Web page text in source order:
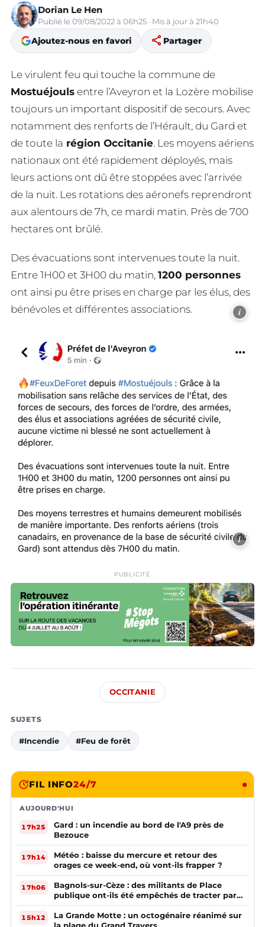
Dorian Le Hen
Publié le 09/08/2022 à 06h25 · Mis à jour à 21h40
Ajoutez-nous en favori share Partager
Le virulent feu qui touche la commune de
Mostuéjouls entre l’Aveyron et la Lozère mobilise
toujours un important dispositif de secours. Avec
notamment des renforts de l’Hérault, du Gard et
de toute la région Occitanie. Les moyens aériens
nationaux ont été rapidement déployés, mais
leurs actions ont dû être stoppées avec l’arrivée
de la nuit. Les rotations des aéronefs reprendront
aux alentours de 7h, ce mardi matin. Près de 700
hectares ont brûlé.
Des évacuations sont intervenues toute la nuit.
Entre 1H00 et 3H00 du matin, 1200 personnes
ont ainsi pu être prises en charge par les élus, des
bénévoles et différentes associations.
i
i
PUBLICITÉ
OCCITANIE
SUJETS
#Incendie #Feu de forêt
FIL INFO24/7
AUJOURD'HUI
17h25
Gard : un incendie au bord de l'A9 près de
Bezouce
17h14
Météo : baisse du mercure et retour des
orages ce week-end, où vont-ils frapper ?
17h06
Bagnols-sur-Cèze : des militants de Place
publique ont-ils été empêchés de tracter par
la mairie ?
15h12
La Grande Motte : un octogénaire réanimé sur